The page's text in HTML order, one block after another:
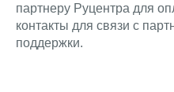
партнеру Руцентра для
контакты для связи с
поддержки.